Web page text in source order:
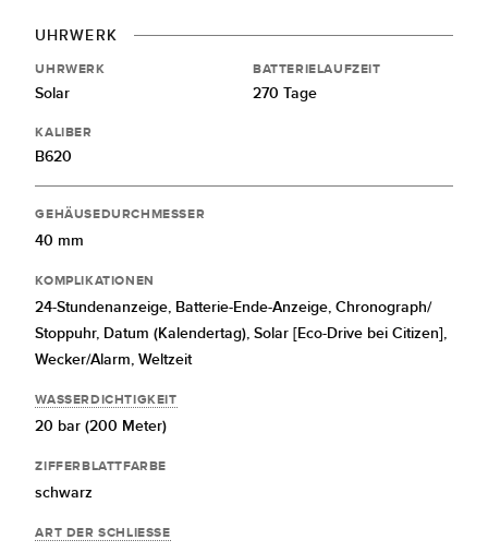
UHRWERK
UHRWERK
Solar
BATTERIELAUFZEIT
270 Tage
KALIBER
B620
GEHÄUSEDURCHMESSER
40 mm
KOMPLIKATIONEN
24-Stundenanzeige, Batterie-Ende-Anzeige,Chronograph/
Stoppuhr, Datum (Kalendertag),Solar [Eco-Drive bei Citizen],
Wecker/Alarm,Weltzeit
WASSERDICHTIGKEIT
20 bar (200 Meter)
ZIFFERBLATTFARBE
schwarz
ART DER SCHLIESSE